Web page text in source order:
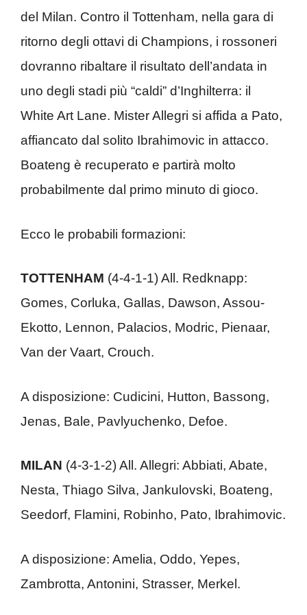
del Milan. Contro il Tottenham, nella gara di
ritorno degli ottavi di Champions, i rossoneri
dovranno ribaltare il risultato dell’andata in
uno degli stadi più “caldi” d’Inghilterra: il
White Art Lane. Mister Allegri si affida a Pato,
affiancato dal solito Ibrahimovic in attacco.
Boateng è recuperato e partirà molto
probabilmente dal primo minuto di gioco.
Ecco le probabili formazioni:
TOTTENHAM (4-4-1-1) All. Redknapp:
Gomes, Corluka, Gallas, Dawson, Assou-
Ekotto, Lennon, Palacios, Modric, Pienaar,
Van der Vaart, Crouch.
A disposizione: Cudicini, Hutton, Bassong,
Jenas, Bale, Pavlyuchenko, Defoe.
MILAN (4-3-1-2) All. Allegri: Abbiati, Abate,
Nesta, Thiago Silva, Jankulovski, Boateng,
Seedorf, Flamini, Robinho, Pato, Ibrahimovic.
A disposizione: Amelia, Oddo, Yepes,
Zambrotta, Antonini, Strasser, Merkel.